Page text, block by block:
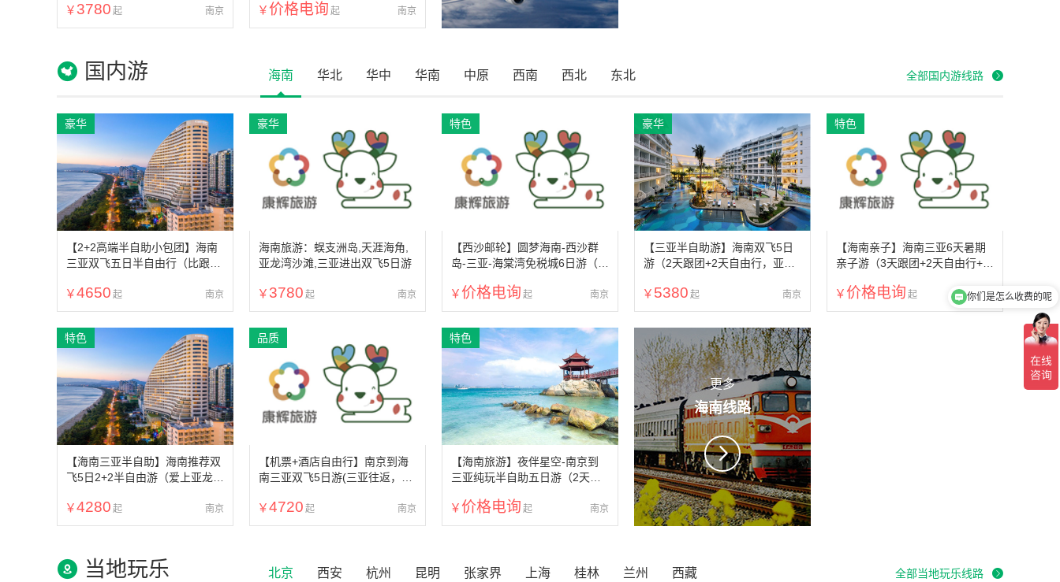
3780 南京
士尼乐园，香港澳门双科学馆
+港珠澳大桥）
价格电询 南京
国内游 海南 华北 华中 华南 中原 西南 西北 东北 全部国内游线路
豪华
【2+2高端半自助小包团】海南
三亚双飞五日半自由行（比跟团
4650 南京
豪华
海南旅游：蜈支洲岛,天涯海角,
亚龙湾沙滩,三亚进出双飞5日游
3780 南京
特色
【西沙邮轮】圆梦海南-西沙群
岛-三亚-海棠湾免税城6日游（南
口往返机票+南海之梦号邮轮）
价格电询 南京
豪华
【三亚半自助游】海南双飞5日
游（2天跟团+2天自由行，亚特
宾馆连住）
5380 南京
特色
【海南亲子】海南三亚6天暑期
亲子游（3天跟团+2天自由行+零
湾金棕榈酒店）
价格电询 南京
特色
【海南三亚半自助】海南推荐双
飞5日2+2半自由游（爱上亚龙
费，4晚连住亚龙湾金棕榈酒
店）
4280 南京
品质
【机票+酒店自由行】南京到海
南三亚双飞5日游(三亚往返，多
4720 南京
特色
【海南旅游】夜伴星空-南京到
三亚纯玩半自助五日游（2天跟
价格电询 南京
更多
海南线路
当地玩乐 北京 西安 杭州 昆明 张家界 上海 桂林 兰州 西藏 全部当地玩乐线路
你们是怎么收费的呢